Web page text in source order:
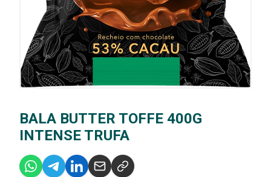
BALA BUTTER TOFFE 400G
INTENSE TRUFA